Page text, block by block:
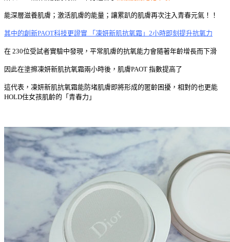
能深層滋養肌膚；激活肌膚的能量； 讓累趴的肌膚再次注入青春元氣！！
其中的創新PAOT科技更證實 「凍妍新肌抗氧霜」2小時即刻提升抗氧力
在 230位受試者實驗中發現，平常肌膚的抗氧能力會隨著年齡增長而下滑
因此在塗擦凍妍新肌抗氧霜兩小時後， 肌膚PAOT 指數提高了
這代表， 凍妍新肌抗氧霜能防堵肌膚即將形成的匿齡困擾， 相對的也更能
HOLD住女孩肌齡的 「青春力」